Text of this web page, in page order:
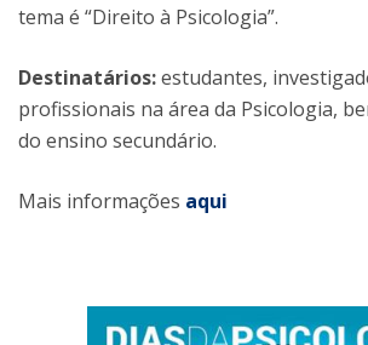
tema é “Direito à Psicologia”.
Destinatários:estudantes,
profissionais na área da Psicologia,
do ensino secundário.
Mais informações aqui